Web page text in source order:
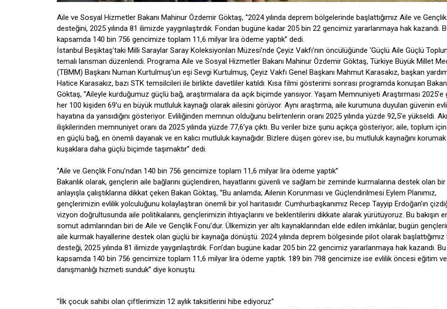
Aile ve Sosyal Hizmetler Bakanı Mahinur Özdemir Göktaş, ‘’2024 yılında deprem bölgelerinde başlattığımız Aile ve
desteğini, 2025 yılında 81 ilimizde yaygınlaştırdık. Fondan bugüne kadar 205 bin 22 gencimiz yararlanmaya hak kazandı.
kapsamda 140 bin 756 gencimize toplam 11,6 milyar lira ödeme yaptık’’ dedi.
İstanbul Beşiktaş’taki Milli Saraylar Saray Koleksiyonları Müzesi’nde Çeyiz Vakfı’nın öncülüğünde ‘Güçlü Aile Güçlü
temalı lansman düzenlendi. Programa Aile ve Sosyal Hizmetler Bakanı Mahinur Özdemir Göktaş, Türkiye Büyük Millet
(TBMM) Başkanı Numan Kurtulmuş’un eşi Sevgi Kurtulmuş, Çeyiz Vakfı Genel Başkanı Mahmut Karasakız, başkan
Hatice Karasakız, bazı STK temsilcileri ile birlikte davetliler katıldı. Kısa filmi gösterimi sonrası programda konuşan Bakan
Göktaş, ’’Aileyle kurduğumuz güçlü bağ, araştırmalara da açık biçimde yansıyor. Yaşam Memnuniyeti Araştırması 2025’e
her 100 kişiden 69’u en büyük mutluluk kaynağı olarak ailesini görüyor. Aynı araştırma, aile kurumuna duyulan güvenin
hayatına da yansıdığını gösteriyor. Evliliğinden memnun olduğunu belirtenlerin oranı 2025 yılında yüzde 92,5’e yükseldi.
ilişkilerinden memnuniyet oranı da 2025 yılında yüzde 77,6’ya çıktı. Bu veriler bize şunu açıkça gösteriyor; aile, toplum
en güçlü bağ, en önemli dayanak ve en kalıcı mutluluk kaynağıdır. Bizlere düşen görev ise, bu mutluluk kaynağını
kuşaklara daha güçlü biçimde taşımaktır’’ dedi.
‘’Aile ve Gençlik Fonu’ndan 140 bin 756 gencimize toplam 11,6 milyar lira ödeme yaptık’’
Bakanlık olarak, gençlerin aile bağlarını güçlendiren, hayatlarını güvenli ve sağlam bir zeminde kurmalarına destek olan bir
anlayışla çalıştıklarına dikkat çeken Bakan Göktaş, ’’Bu anlamda; Ailenin Korunması ve Güçlendirilmesi Eylem Planımız,
gençlerimizin evlilik yolculuğunu kolaylaştıran önemli bir yol haritasıdır. Cumhurbaşkanımız Recep Tayyip Erdoğan’ın
vizyon doğrultusunda aile politikalarını, gençlerimizin ihtiyaçlarını ve beklentilerini dikkate alarak yürütüyoruz. Bu bakışın
somut adımlarından biri de Aile ve Gençlik Fonu’dur. Ülkemizin yer altı kaynaklarından elde edilen imkânlar, bugün
aile kurmak hayallerine destek olan güçlü bir kaynağa dönüştü. 2024 yılında deprem bölgesinde pilot olarak başlattığımız
desteği, 2025 yılında 81 ilimizde yaygınlaştırdık. Fon’dan bugüne kadar 205 bin 22 gencimiz yararlanmaya hak kazandı. Bu
kapsamda 140 bin 756 gencimize toplam 11,6 milyar lira ödeme yaptık. 189 bin 798 gencimize ise evlilik öncesi eğitim
danışmanlığı hizmeti sunduk’’ diye konuştu.
"İlk çocuk sahibi olan çiftlerimizin 12 aylık taksitlerini hibe ediyoruz’’